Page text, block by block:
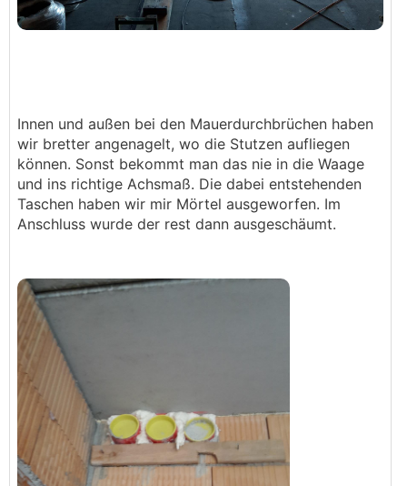
Innen und außen bei den Mauerdurchbrüchen haben
wir bretter angenagelt, wo die Stutzen aufliegen
können. Sonst bekommt man das nie in die Waage
und ins richtige Achsmaß. Die dabei entstehenden
Taschen haben wir mir Mörtel ausgeworfen. Im
Anschluss wurde der rest dann ausgeschäumt.